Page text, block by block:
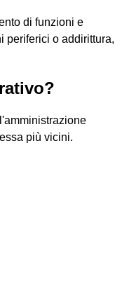
di funzioni e
periferici o addirittura,
più vicini.